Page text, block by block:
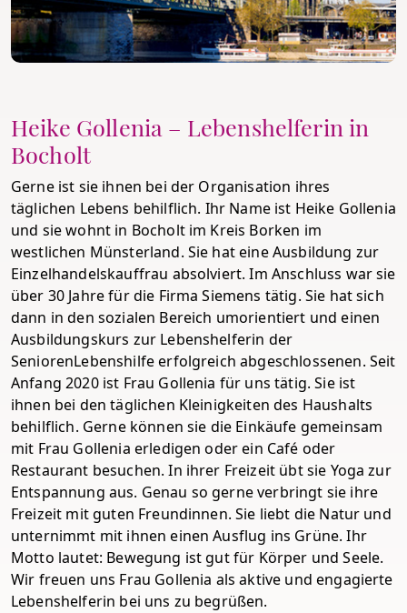
Heike Gollenia – Lebenshelferin in
Bocholt
Gerne ist sie ihnen bei der Organisation ihres
täglichen Lebens behilflich. Ihr Name ist Heike Gollenia
und sie wohnt in Bocholt im Kreis Borken im
westlichen Münsterland. Sie hat eine Ausbildung zur
Einzelhandelskauffrau absolviert. Im Anschluss war sie
über 30 Jahre für die Firma Siemens tätig. Sie hat sich
dann in den sozialen Bereich umorientiert und einen
Ausbildungskurs zur Lebenshelferin der
SeniorenLebenshilfe erfolgreich abgeschlossenen. Seit
Anfang 2020 ist Frau Gollenia für uns tätig. Sie ist
ihnen bei den täglichen Kleinigkeiten des Haushalts
behilflich. Gerne können sie die Einkäufe gemeinsam
mit Frau Gollenia erledigen oder ein Café oder
Restaurant besuchen. In ihrer Freizeit übt sie Yoga zur
Entspannung aus. Genau so gerne verbringt sie ihre
Freizeit mit guten Freundinnen. Sie liebt die Natur und
unternimmt mit ihnen einen Ausflug ins Grüne. Ihr
Motto lautet: Bewegung ist gut für Körper und Seele.
Wir freuen uns Frau Gollenia als aktive und engagierte
Lebenshelferin bei uns zu begrüßen.